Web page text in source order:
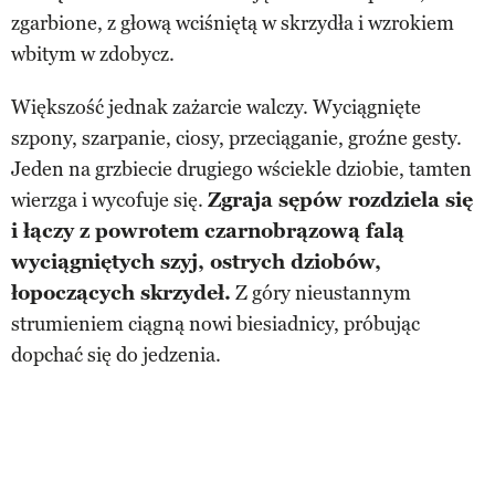
zgarbione, z głową wciśniętą w skrzydła i wzrokiem
wbitym w zdobycz.
Większość jednak zażarcie walczy. Wyciągnięte
szpony, szarpanie, ciosy, przeciąganie, groźne gesty.
Jeden na grzbiecie drugiego wściekle dziobie, tamten
wierzga i wycofuje się. Zgraja sępów rozdziela się
i łączy z powrotem czarnobrązową falą
wyciągniętych szyj, ostrych dziobów,
łopoczących skrzydeł. Z góry nieustannym
strumieniem ciągną nowi biesiadnicy, próbując
dopchać się do jedzenia.